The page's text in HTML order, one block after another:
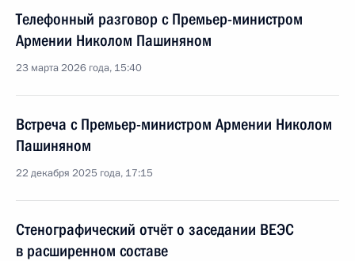
Телефонный разговор с Премьер-министром
Армении Николом Пашиняном
23 марта 2026 года, 15:40
Встреча с Премьер-министром Армении Николом
Пашиняном
22 декабря 2025 года, 17:15
Стенографический отчёт о заседании ВЕЭС
в расширенном составе